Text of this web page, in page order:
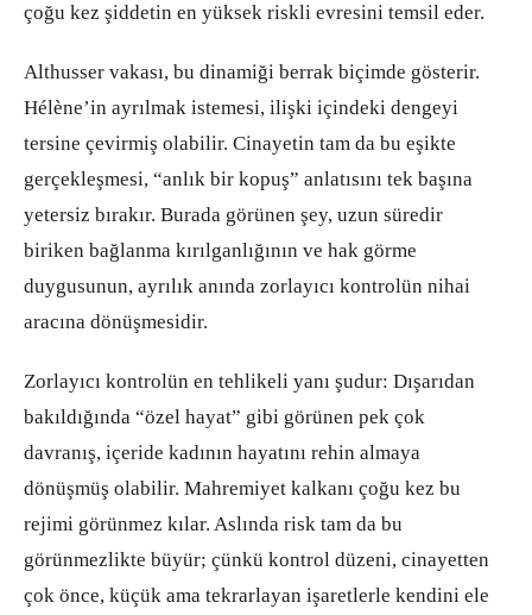
çoğu kez şiddetin en yüksek riskli evresini temsil eder.
Althusser vakası, bu dinamiği berrak biçimde gösterir.
Hélène’in ayrılmak istemesi, ilişki içindeki dengeyi
tersine çevirmiş olabilir. Cinayetin tam da bu eşikte
gerçekleşmesi, “anlık bir kopuş” anlatısını tek başına
yetersiz bırakır. Burada görünen şey, uzun süredir
biriken bağlanma kırılganlığının ve hak görme
duygusunun, ayrılık anında zorlayıcı kontrolün nihai
aracına dönüşmesidir.
Zorlayıcı kontrolün en tehlikeli yanı şudur: Dışarıdan
bakıldığında “özel hayat” gibi görünen pek çok
davranış, içeride kadının hayatını rehin almaya
dönüşmüş olabilir. Mahremiyet kalkanı çoğu kez bu
rejimi görünmez kılar. Aslında risk tam da bu
görünmezlikte büyür; çünkü kontrol düzeni, cinayetten
çok önce, küçük ama tekrarlayan işaretlerle kendini ele